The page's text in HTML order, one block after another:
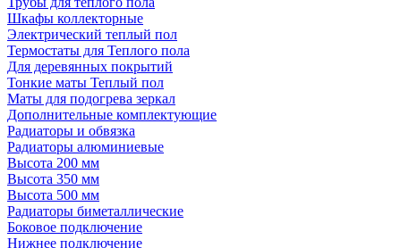
Шкафы коллекторные
Электрический теплый пол
Термостаты для Теплого пола
Для деревянных покрытий
Тонкие маты Теплый пол
Маты для подогрева зеркал
Дополнительные комплектующие
Радиаторы и обвязка
Радиаторы алюминиевые
Высота 200 мм
Высота 350 мм
Высота 500 мм
Радиаторы биметаллические
Боковое подключение
Нижнее подключение